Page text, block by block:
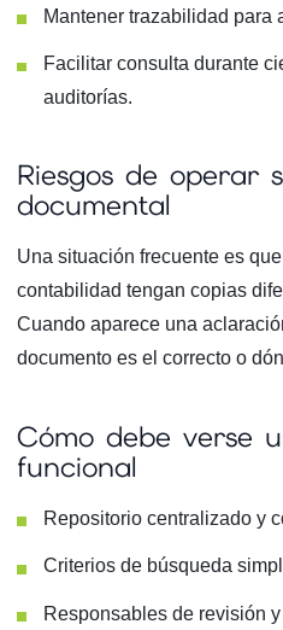
Mantener trazabilidad para
Facilitar consulta durante
auditorías.
Riesgos de operar
documental
Una situación frecuente es
contabilidad tengan copias
Cuando aparece una
documento es el correcto o
Cómo debe verse
funcional
Repositorio centralizado y
Criterios de búsqueda
Responsables de revisión